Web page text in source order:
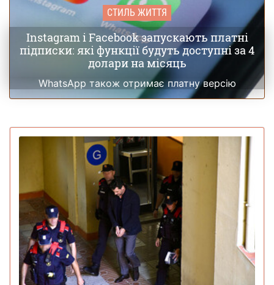
СТИЛЬ ЖИТТЯ
Instagram і Facebook запускають платні
підписки: які функції будуть доступні за 4
долари на місяць
WhatsApp також отримає платну версію